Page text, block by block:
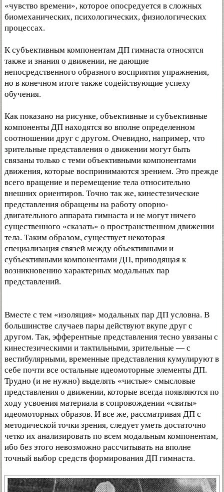
«чувство времени», которое опосредуется в сложных
биомеханических, психологических, физиологических
процессах.
К субъективным компонентам ДП гимнаста относятся
также и знания о движении, не дающие
непосредственного образного восприятия упражнения,
но в конечном итоге также содействующие успеху
обучения.
Как показано на рисунке, объективные и субъективные
компоненты ДП находятся во вполне определенном
соотношении друг с другом. Очевидно, например, что
зрительные представления о движении могут быть
связаны только с теми объективными компонентами
движения, которые воспринимаются зрением. Это прежде
всего вращение и перемещение тела относительно
внешних ориентиров. Точно так же, кинестезические
представления обращены на работу опорно-
двигательного аппарата гимнаста и не могут ничего
существенного «сказать» о пространственном движении
тела. Таким образом, существует некоторая
специализация связей между объективными и
субъективными компонентами ДП, приводящая к
возникновению характерных модальных пар
представлений.
Вместе с тем «изоляция» модальных пар ДП условна. В
большинстве случаев пары действуют вкупе друг с
другом. Так, эфферентные представления тесно увязаны с
кинестезическими и тактильными, зрительные — с
вестибулярными, временные представления кумулируют в
себе почти все остальные идеомоторные элементы ДП.
Трудно (и не нужно) выделять «чистые» смысловые
представления о движении, которые всегда появляются по
ходу усвоения материала в сопровождении «свиты»
идеомоторных образов. И все же, рассматривая ДП с
методической точки зрения, следует уметь достаточно
четко их анализировать по всем модальным компонентам,
ибо без этого невозможно рассчитывать на вполне
точный выбор средств формирования ДП гимнаста.